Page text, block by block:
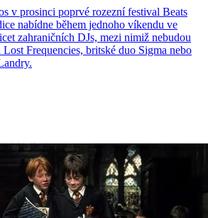
v prosinci poprvé rozezní festival Beats
nabídne během jednoho víkendu ve
zahraničních DJs, mezi nimiž nebudou
Frequencies, britské duo Sigma nebo